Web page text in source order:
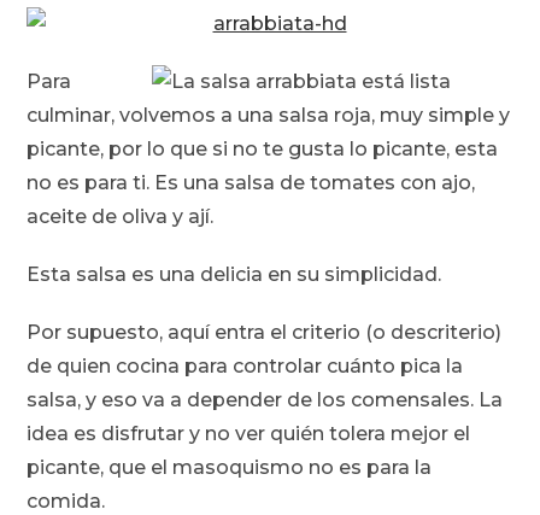
Para
culminar, volvemos a una salsa roja, muy simple y
picante, por lo que si no te gusta lo picante, esta
no es para ti. Es una salsa de tomates con ajo,
aceite de oliva y ají.
Esta salsa es una delicia en su simplicidad.
Por supuesto, aquí entra el criterio (o descriterio)
de quien cocina para controlar cuánto pica la
salsa, y eso va a depender de los comensales. La
idea es disfrutar y no ver quién tolera mejor el
picante, que el masoquismo no es para la
comida.